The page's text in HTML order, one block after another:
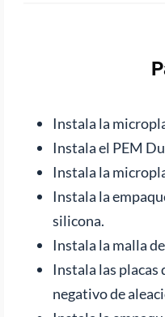
Instala la
Instala el PEM
Instala la
Instala la
silicona.
Instala la malla
Instala las
negativo de